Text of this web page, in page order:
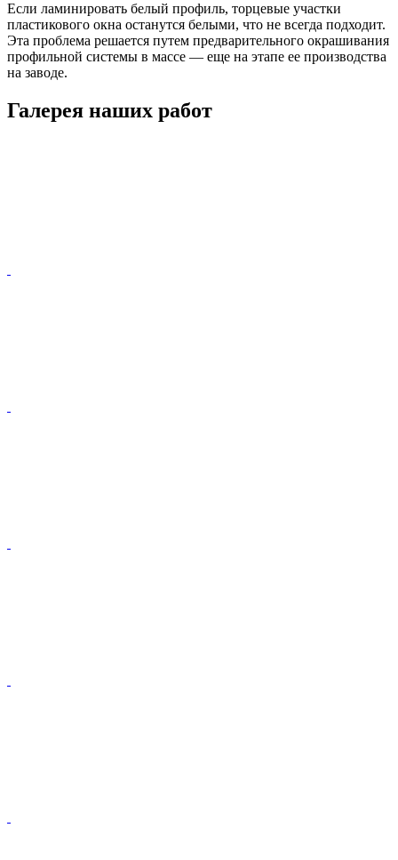
Если ламинировать белый профиль, торцевые участки
пластикового окна останутся белыми, что не всегда подходит.
Эта проблема решается путем предварительного окрашивания
профильной системы в массе — еще на этапе ее производства
на заводе.
Галерея наших работ